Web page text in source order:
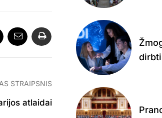
STRAIPSNIS
atlaidai